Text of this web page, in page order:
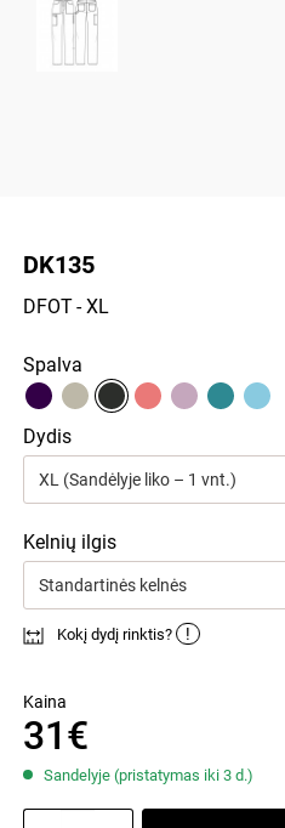
DK135
DFOT- XL
Spalva
Dydis
XL (Sandėlyje liko – 1 vnt.)
Kelnių ilgis
Standartinės kelnės
Kokį dydį rinktis? !
Kaina
31€
Sandelyje (pristatymas iki 3 d.)